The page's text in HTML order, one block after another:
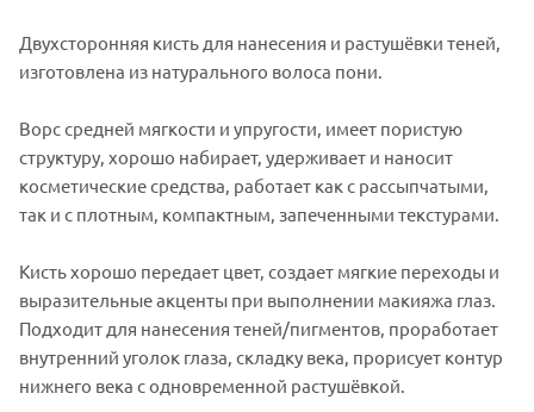
Двухсторонняя кисть для нанесения и растушёвки теней,
изготовлена из натурального волоса пони.
Ворс средней мягкости и упругости, имеет пористую
структуру, хорошо набирает, удерживает и наносит
косметические средства, работает как с рассыпчатыми,
так и с плотным, компактным, запеченными текстурами.
Кисть хорошо передает цвет, создает мягкие переходы и
выразительные акценты при выполнении макияжа глаз.
Подходит для нанесения теней/пигментов, проработает
внутренний уголок глаза, складку века, прорисует контур
нижнего века с одновременной растушёвкой.